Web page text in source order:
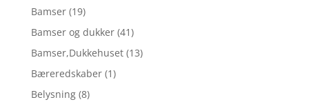
Bamser (19)
Bamser og dukker (41)
Bamser,Dukkehuset (13)
Bæreredskaber (1)
Belysning (8)